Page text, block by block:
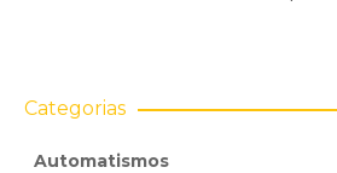
Categorias
Automatismos